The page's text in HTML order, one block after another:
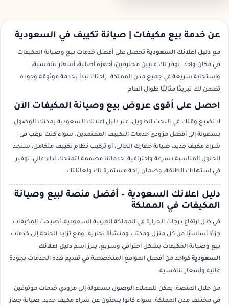
عن خدمة بيع مكيفات | صيانة تكييف في السعودية
مع دليل اعلانك السعودية تحصل على أفضل خدمات بيع وصيانة المكيفات
في مكان واحد. نوفر لك فنيين محترفين، أجهزة أصلية، أسعار تنافسية،
واستجابة سريعة في جميع مدن المملكة. راحتك تبدأ بخدمة موثوقة وجودة
تضمن لك تبريدًا مثاليًا طوال العام
احصل على أقوى عروض بيع وصيانة المكيفات الآن
لا تضيع وقتك في البحث الطويل، عبر دليل اعلانك السعودية يمكنك الوصول
بسهولة إلى أفضل مزودي خدمات التكييف المعتمدين. سواء كنت ترغب في
شراء مكيف جديد، صيانة جهازك الحالي، أو تركيب نظام تكييف متكامل، ستجد
الحلول المناسبة بسرعة واحترافية. خدماتنا مصممة لتمنحك أداء عالي، توفير
في استهلاك الطاقة، وضمان راحة مستمرة لك ولعائلتك.
دليل اعلانك السعودية – أفضل منصة لبيع وصيانة
المكيفات في المملكة
في ظل ارتفاع درجات الحرارة في المملكة العربية السعودية، أصبحت المكيفات
جزءًا أساسيًا من كل منزل ومكتب ومنشأة تجارية. ومع تزايد الحاجة إلى خدمات
بيع وصيانة المكيفات بشكل احترافي وسريع، يبرز اسم دليل اعلانك
السعودية كواحد من أفضل المواقع المتخصصة في تقديم هذه الخدمات بجودة
عالية وأسعار تنافسية.
من خلال المنصة، يمكن للعملاء الوصول بسهولة إلى مزودي خدمات موثوقين
في مختلف مدن المملكة، سواء كانوا يبحثون عن شراء مكيف جديد، صيانة جهاز